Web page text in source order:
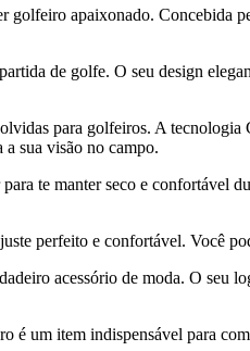
apaixonado. Concebida
de golfe. O seu design
para golfeiros. A
sua visão no campo.
te manter seco e confortável
perfeito e confortável. Você
acessório de moda. O seu
um item indispensável para